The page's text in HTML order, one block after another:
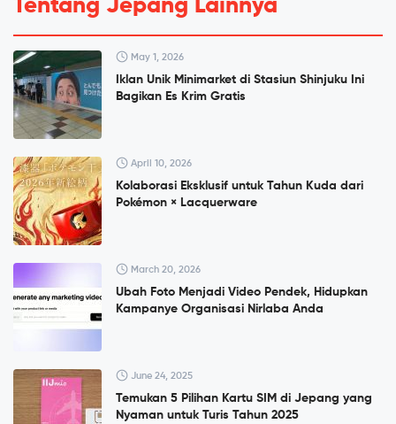
Tentang Jepang Lainnya
May 1, 2026
Iklan Unik Minimarket di Stasiun Shinjuku Ini
Bagikan Es Krim Gratis
April 10, 2026
Kolaborasi Eksklusif untuk Tahun Kuda dari
Pokémon × Lacquerware
March 20, 2026
Ubah Foto Menjadi Video Pendek, Hidupkan
Kampanye Organisasi Nirlaba Anda
June 24, 2025
Temukan 5 Pilihan Kartu SIM di Jepang yang
Nyaman untuk Turis Tahun 2025